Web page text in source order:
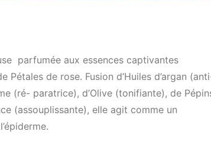
parfumée aux essences captivantes
Pétales de rose. Fusion d’Huiles d’argan
(ré- paratrice), d’Olive (tonifiante), de
(assouplissante), elle agit comme un